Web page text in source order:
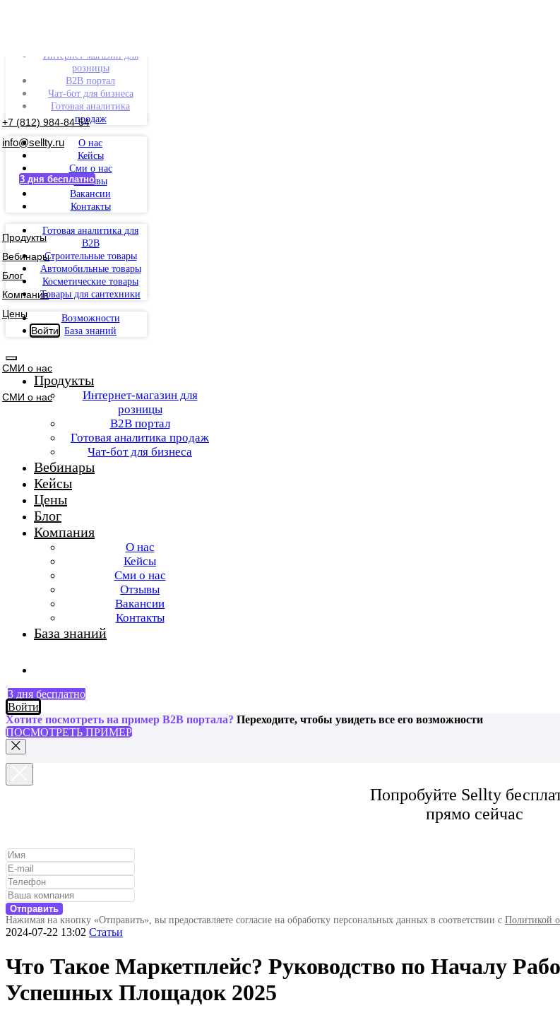
+7 (812) 984-84-54
info@sellty.ru
3 дня бесплатно
Продукты
Вебинары
Блог
Компания
Цены
Войти
СМИ о нас
СМИ о нас
Интернет-магазин для
розницы
B2B портал
Чат-бот для бизнеса
Готовая аналитика
продаж
О нас
Кейсы
Сми о нас
Отзывы
Вакансии
Контакты
Готовая аналитика для
B2B
Строительные товары
Автомобильные товары
Косметические товары
Товары для сантехники
Возможности
База знаний
Продукты
Интернет-магазин для
розницы
B2B портал
Готовая аналитика продаж
Чат-бот для бизнеса
Вебинары
Кейсы
Цены
Блог
Компания
О нас
Кейсы
Сми о нас
Отзывы
Вакансии
Контакты
База знаний
3 дня бесплатно
Войти
Хотите посмотреть на пример B2B портала? Переходите, чтобы увидеть все его возможности
ПОСМОТРЕТЬ ПРИМЕР
Попробуйте Sellty
прямо сейчас
Отправить
Нажимая на кнопку «Отправить», вы предоставляете согласие на обработку персональных данных в соответствии с Политикой
2024-07-22 13:02 Статьи
Что Такое Маркетплейс? Руководство по Началу
Успешных Площадок 2025